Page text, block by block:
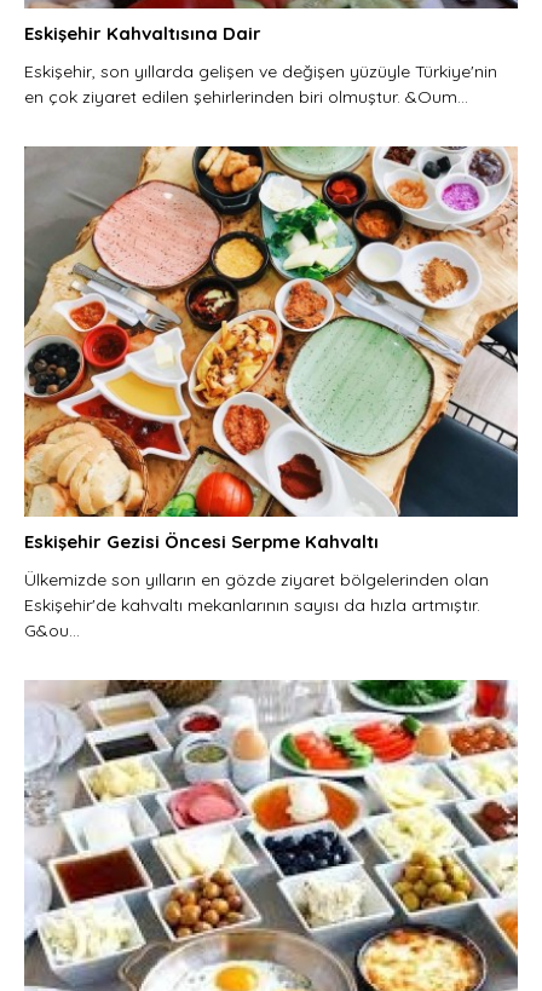
Eskişehir Kahvaltısına Dair
Eskişehir, son yıllarda gelişen ve değişen yüzüyle Türkiye'nin
en çok ziyaret edilen şehirlerinden biri olmuştur. &Oum...
Eskişehir Gezisi Öncesi Serpme Kahvaltı
Ülkemizde son yılların en gözde ziyaret bölgelerinden olan
Eskişehir'de kahvaltı mekanlarının sayısı da hızla artmıştır.
G&ou...